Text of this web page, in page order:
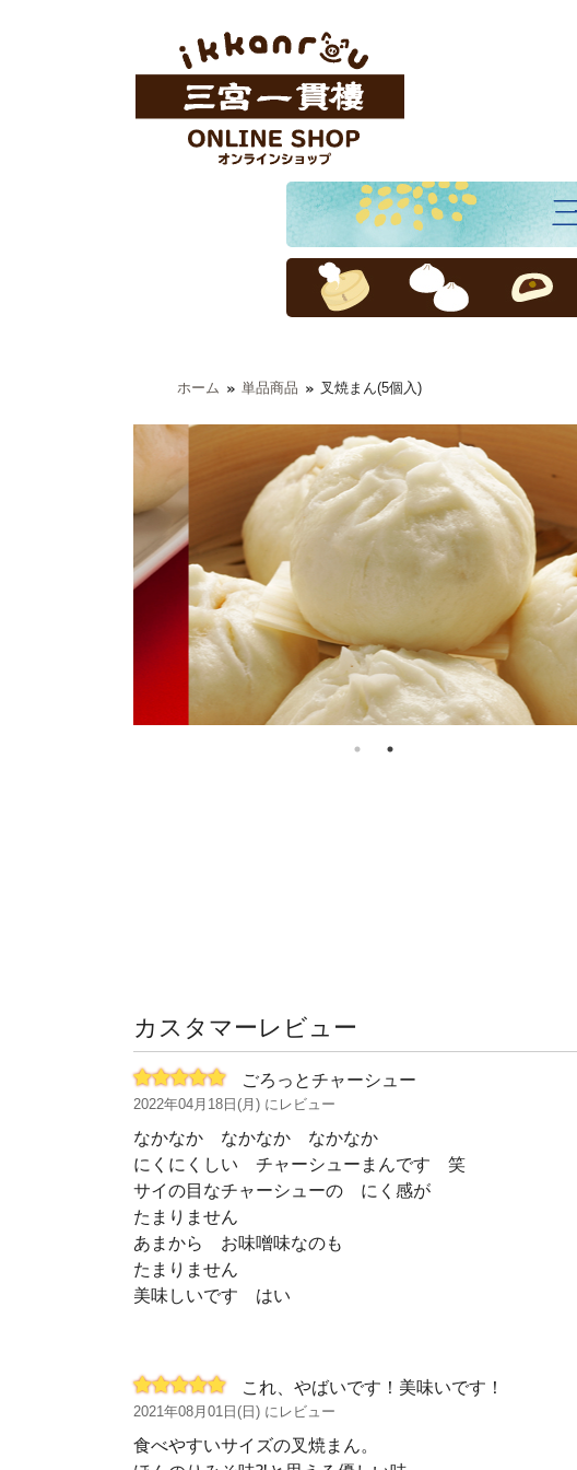
ホーム 単品商品 叉焼まん(5個入)
カスタマーレビュー
ごろっとチャーシュー
2022年04月18日(月) にレビュー
なかなか なかなか なかなか
にくにくしい チャーシューまんです 笑
サイの目なチャーシューの にく感が
たまりません
あまから お味噌味なのも
たまりません
美味しいです はい
これ、やばいです！美味いです！
2021年08月01日(日) にレビュー
食べやすいサイズの叉焼まん。